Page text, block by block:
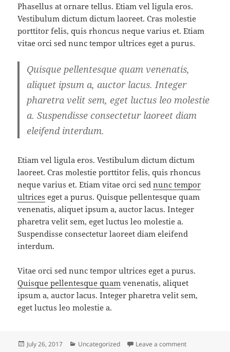
Phasellus at ornare tellus. Etiam vel ligula eros.
Vestibulum dictum dictum laoreet. Cras molestie
porttitor felis, quis rhoncus neque varius et. Etiam
vitae orci sed nunc tempor ultrices eget a purus.
Quisque pellentesque quam venenatis,
aliquet ipsum a, auctor lacus. Integer
pharetra velit sem, eget luctus leo molestie
a. Suspendisse consectetur laoreet diam
eleifend interdum.
Etiam vel ligula eros. Vestibulum dictum dictum
laoreet. Cras molestie porttitor felis, quis rhoncus
neque varius et. Etiam vitae orci sednunc tempor
ultrices eget a purus. Quisque pellentesque quam
venenatis, aliquet ipsum a, auctor lacus. Integer
pharetra velit sem, eget luctus leo molestie a.
Suspendisse consectetur laoreet diam eleifend
interdum.
Vitae orci sed nunc tempor ultrices eget a purus.
Quisque pellentesque quam venenatis, aliquet
ipsum a, auctor lacus. Integer pharetra velit sem,
eget luctus leo molestie a.
Posted
July 26, 2017 Categories
Uncategorized Leave a commenton Launching